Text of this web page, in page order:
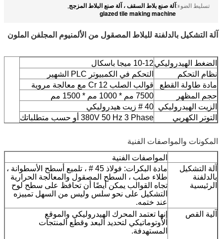
تسليط الضوء:آلة صنع بلاط السقف ، آلة صنع البلاط المزجج,
glazed tile making machine
آلة التشكيل بالدلفنة للبلاط المصقول من الألمنيوم المجلفن الملون
الضغط الهيدروليكي10-12 ميجا باسكال
نظام التحكم
التحكم في الكمبيوتر PLC الشهير
مادة طاولة القطع
قوالب الصلب Cr 12 مع معالجة مروية
حجم المظهر
7500 مم * 1000 مم * 1500 مم
الزيت الهيدروليكي 40 # زيت هيدروليكي
التوتر الكهربي
380V 50 Hz 3 Phase أو حسب متطلباتك
المكونات والمواصفات الفنية
المواصفات الفنية
آلة التشكيل
بالدلفنة
الرئيسية
مادة البكرات: فولاذ 45 # ، تلميع أسطح الأسطوانة ،
طلاء صلب ، السطح المصقول والمعالجة الحرارية
تجاه القوالب يمكن أيضًا أن تحافظ على سطح لوح
التشكيل على نحو سلس وليس من السهل تمييزه
عند ختمه.
آلية القص
إنها تعتمد المحرك الهيدروليكي والموقع
الأوتوماتيكي لتحديد البعد وقطع المنتجات
المستهدفة.